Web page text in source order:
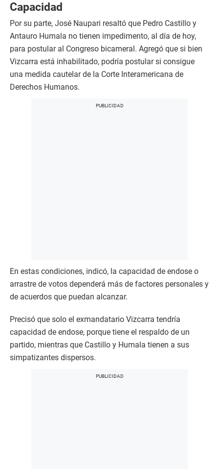
Capacidad
Por su parte, José Naupari resaltó que Pedro Castillo y
Antauro Humala no tienen impedimento, al día de hoy,
para postular al Congreso bicameral. Agregó que si bien
Vizcarra está inhabilitado, podría postular si consigue
una medida cautelar de la Corte Interamericana de
Derechos Humanos.
En estas condiciones, indicó, la capacidad de endose o
arrastre de votos dependerá más de factores personales y
de acuerdos que puedan alcanzar.
Precisó que solo el exmandatario Vizcarra tendría
capacidad de endose, porque tiene el respaldo de un
partido, mientras que Castillo y Humala tienen a sus
simpatizantes dispersos.